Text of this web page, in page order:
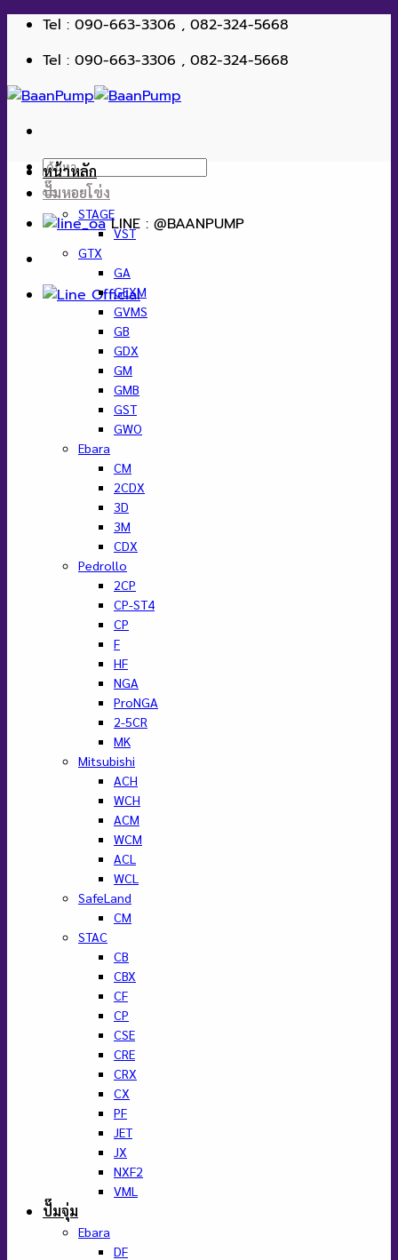
ข้าม
เนื้อหา
Tel : 090-663-3306 , 082-324-5668
Tel : 090-663-3306 , 082-324-5668
ค้นหา:
LINE : @BAANPUMP
หน้าหลัก
ปั๊มหอยโข่ง
STAGE
VST
GTX
GA
GEXM
GVMS
GB
GDX
GM
GMB
GST
GWO
Ebara
CM
2CDX
3D
3M
CDX
Pedrollo
2CP
CP-ST4
CP
F
HF
NGA
ProNGA
2-5CR
MK
Mitsubishi
ACH
WCH
ACM
WCM
ACL
WCL
SafeLand
CM
STAC
CB
CBX
CF
CP
CSE
CRE
CRX
CX
PF
JET
JX
NXF2
VML
ปั๊มจุ่ม
Ebara
DF